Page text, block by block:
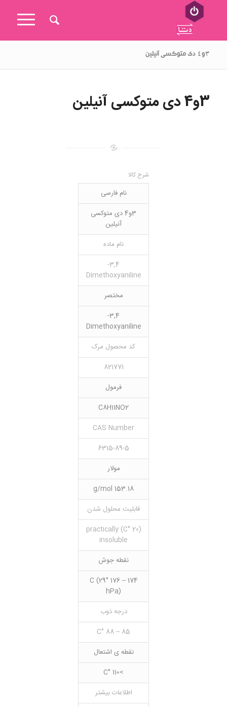
۳و۴ دی متوکسی آنیلین
3و4 دی متوکسی آنیلین
شرح کالا
نام فارسی
3و4 دی متوکسی
آنیلین
نام ماده
3,4-
Dimethoxyaniline
مختصر
3,4-
Dimethoxyaniline
کد محصول مرک
821771
فرمول
C8H11NO2
CAS Number
6315-89-5
مولار
153.18 g/mol
قابلیت محلول شدن
(20 °C) practically
insoluble
نقطه جوش
174 – 176 °C (29
hPa)
درجه ذوب
85 – 88 °C
نقطه ی اشتعال
>110 °C
اطلاعات بیشتر